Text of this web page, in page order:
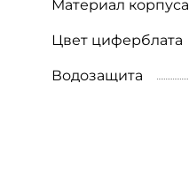
Материал корпуса
Цвет циферблата
Водозащита